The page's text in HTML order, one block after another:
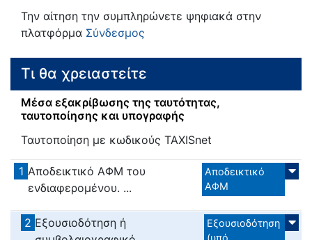
Την αίτηση την συμπληρώνετε ψηφιακά στην
πλατφόρμα Σύνδεσμος
Τι θα χρειαστείτε
Μέσα εξακρίβωσης της ταυτότητας,
ταυτοποίησης και υπογραφής
Ταυτοποίηση με κωδικούς TAXISnet
1 Αποδεικτικό ΑΦΜ του
ενδιαφερομένου. ...
Αποδεικτικό
ΑΦΜ
2 Εξουσιοδότηση ή
Εξουσιοδότηση